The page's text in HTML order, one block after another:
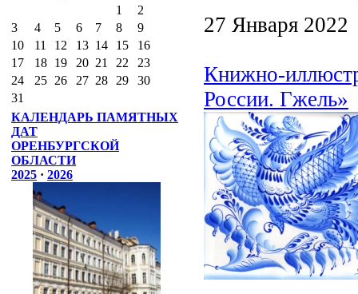
1
2
3
4 5 6 7 8
9
10
11 12 13 14 15
16
17
18 19 20 21 22
23
24
25 26 27 28 29
30
31
КАЛЕНДАРЬ ПАМЯТНЫХ
ДАТ
ОРЕНБУРГСКОЙ
ОБЛАСТИ
2025 · 2026
27 Января 2022
Книжно-
России. Гжель»